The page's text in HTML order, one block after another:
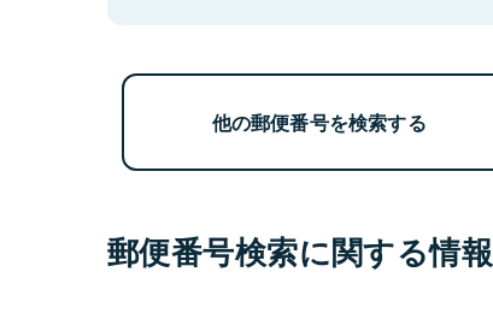
他の郵便番号を検索する
郵便番号検索に関する情報